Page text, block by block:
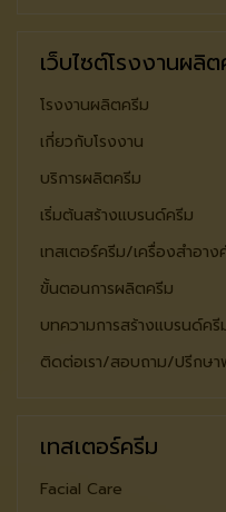
เว็บไซต์โรงงานผลิ
โรงงานผลิตครีม
เกี่ยวกับโรงงาน
บริการผลิตครีม
เริ่มต้นสร้างแบรนด์ครีม
เทสเตอร์ครีม/เครื่องสำอาง
ขั้นตอนการผลิตครีม
บทความการสร้างแบรนด์ครี
ติดต่อเรา/สอบถาม/ปรีกษา
เทสเตอร์ครีม
Facial Care